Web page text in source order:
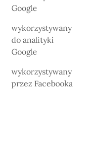
Google
wykorzystywany
do analityki
Google
wykorzystywany
przez Facebooka